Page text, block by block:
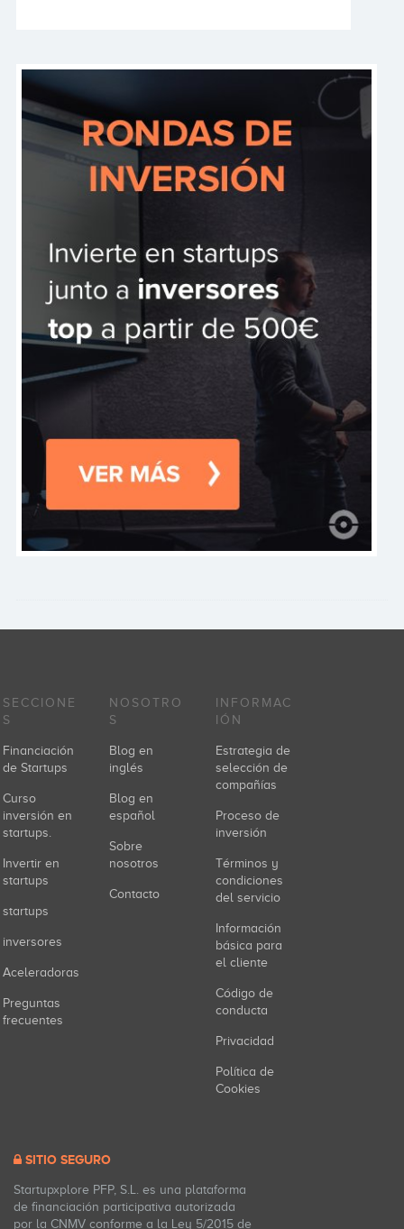
SECCIONE
S
Financiación
de Startups
Curso
inversión en
startups.
Invertir en
startups
startups
inversores
Aceleradoras
Preguntas
frecuentes
NOSOTRO
S
Blog en
inglés
Blog en
español
Sobre
nosotros
Contacto
INFORMAC
IÓN
Estrategia de
selección de
compañías
Proceso de
inversión
Términos y
condiciones
del servicio
Información
básica para
el cliente
Código de
conducta
Privacidad
Política de
Cookies
SITIO SEGURO
Startupxplore PFP, S.L. es una plataforma
de financiación participativa autorizada
por la CNMV conforme a la Ley 5/2015 de